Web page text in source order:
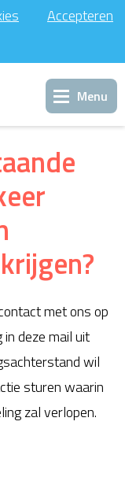
Menu
met ons op
deze mail uit
wil
sturen waarin
zal verlopen.
Accepteren